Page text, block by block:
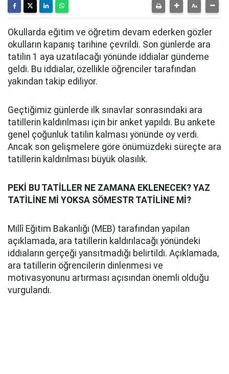
Okullarda eğitim ve öğretim devam ederken gözler
okulların kapanış tarihine çevrildi. Son günlerde ara
tatilin 1 aya uzatılacağı yönünde iddialar gündeme
geldi. Bu iddialar, özellikle öğrenciler tarafından
yakından takip ediliyor.
Geçtiğimiz günlerde ilk sınavlar sonrasındaki ara
tatillerin kaldırılması için bir anket yapıldı. Bu ankete
genel çoğunluk tatilin kalması yönünde oy verdi.
Ancak son gelişmelere göre önümüzdeki süreçte ara
tatillerin kaldırılması büyük olasılık.
PEKİ BU TATİLLER NE ZAMANA EKLENECEK? YAZ
TATİLİNE Mİ YOKSA SÖMESTR TATİLİNE Mİ?
Millî Eğitim Bakanlığı (MEB) tarafından yapılan
açıklamada, ara tatillerin kaldırılacağı yönündeki
iddiaların gerçeği yansıtmadığı belirtildi. Açıklamada,
ara tatillerin öğrencilerin dinlenmesi ve
motivasyonunu artırması açısından önemli olduğu
vurgulandı.